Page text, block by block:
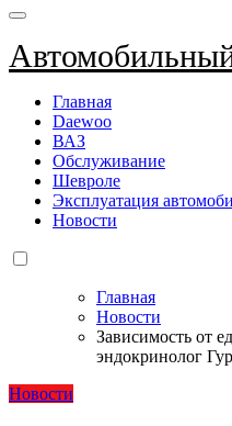
Главная
Daewoo
ВАЗ
Обслуживание
Шевроле
Эксплуатация
Новости
Главная
Новости
Зависимость от
эндокринолог
Новости